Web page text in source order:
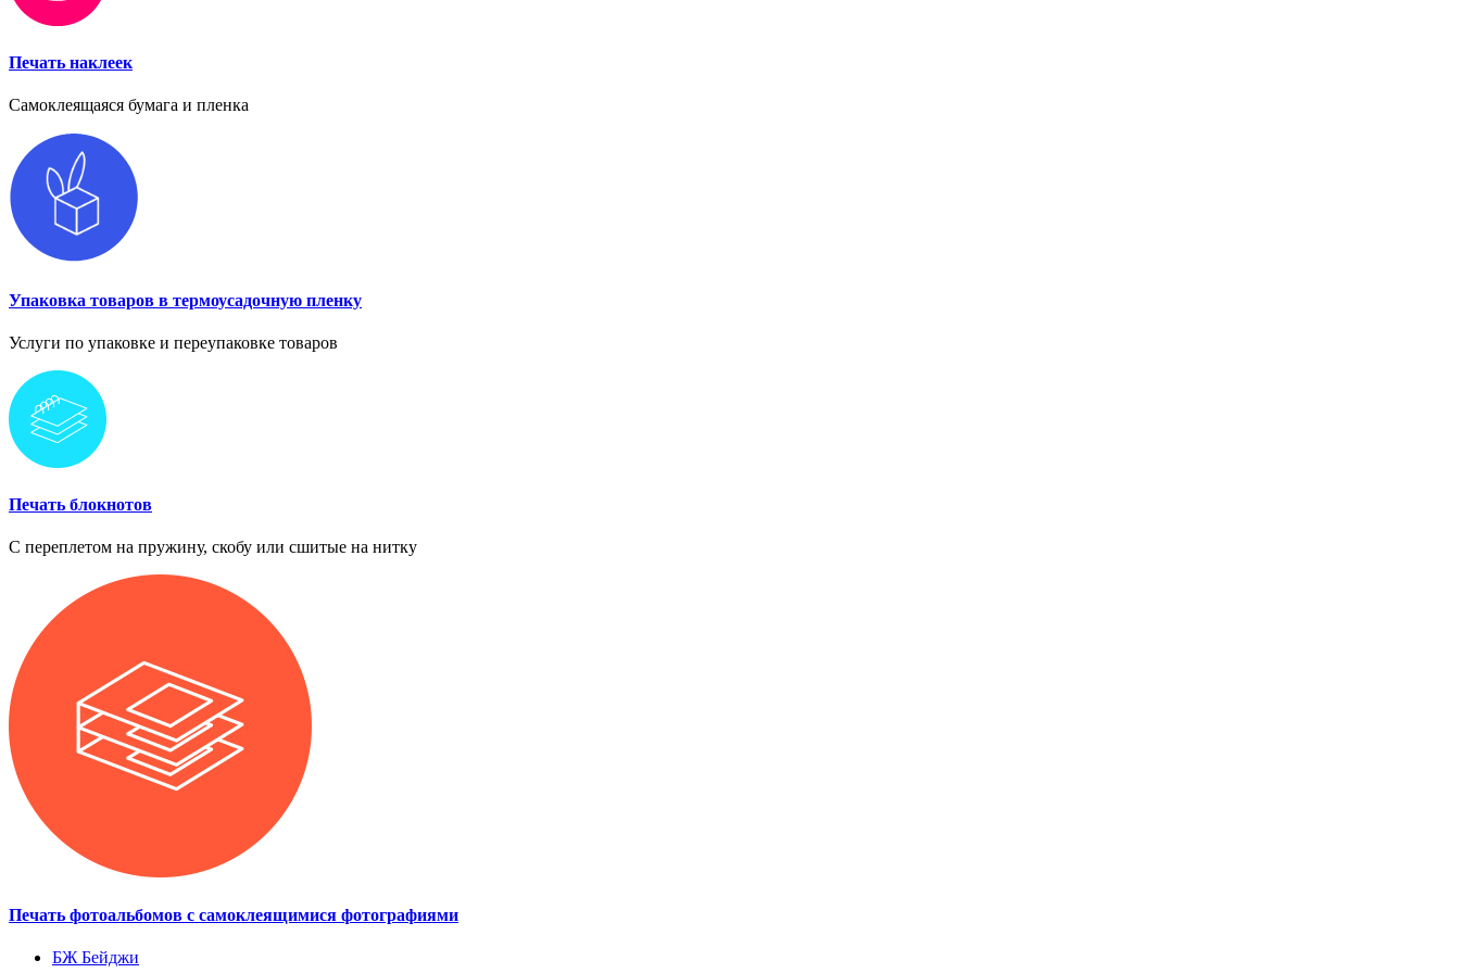
Печать наклеек
Самоклеящаяся бумага и пленка
Упаковка товаров в термоусадочную пленку
Услуги по упаковке и переупаковке товаров
Печать блокнотов
С переплетом на пружину, скобу или сшитые на нитку
Печать фотоальбомов с самоклеящимися фотографиями
БЖ Бейджи